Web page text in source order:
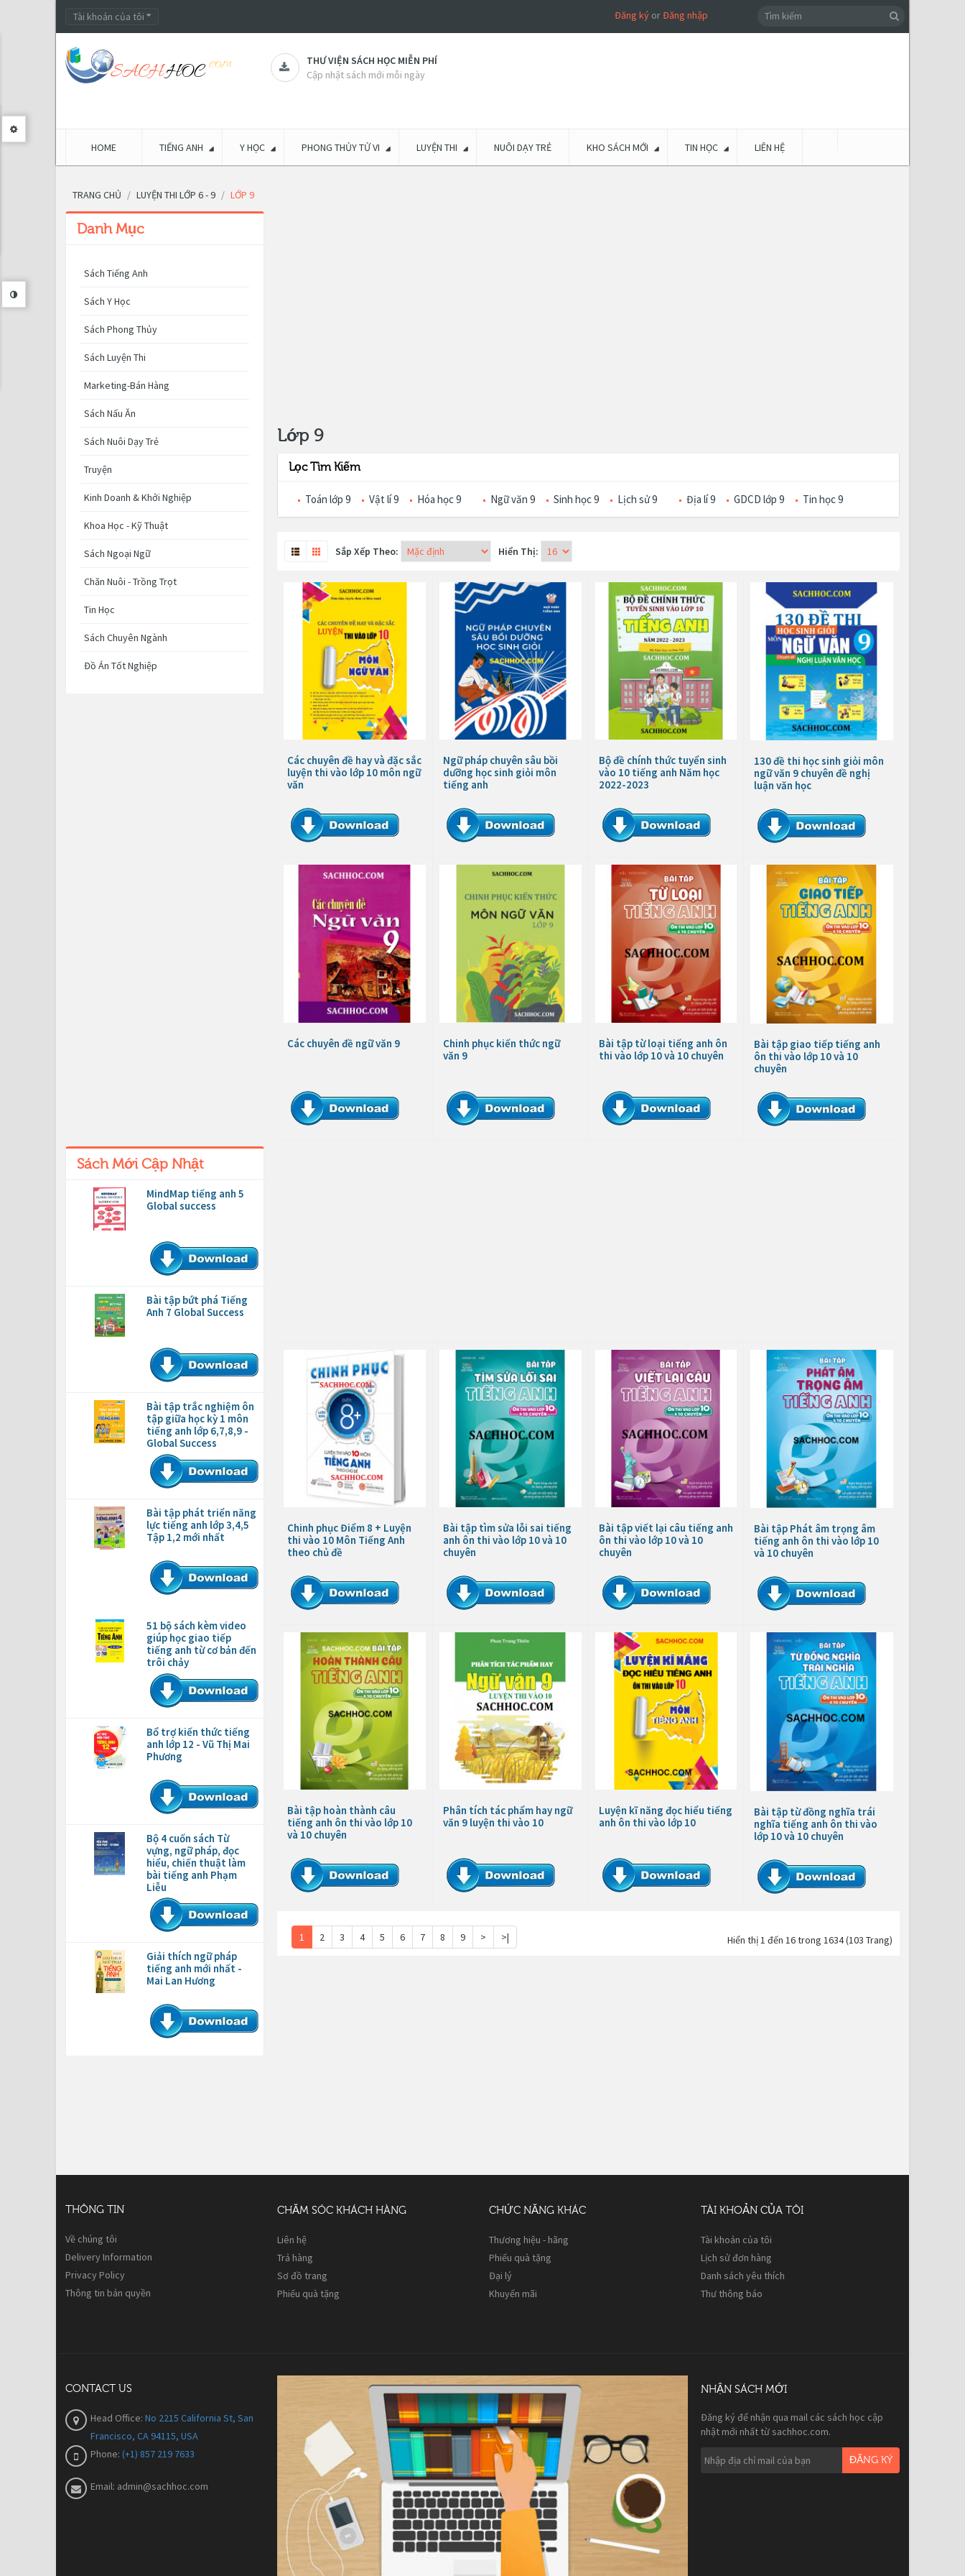
Tài khoản của tôi Đăng kýorĐăng nhập
THƯ VIỆN SÁCH HỌC MIỄN PHÍ
Cập nhật sách mới mỗi ngày
HOME TIẾNG ANH Y HỌC PHONG THỦY TỬ VI LUYỆN THI NUÔI DẠY TRẺ KHO SÁCH MỚI TIN HỌC LIÊN HỆ
TRANG CHỦ LUYỆN THI LỚP 6 - 9 LỚP 9
Danh Mục
Sách Tiếng Anh
Sách Y Học
Sách Phong Thủy
Sách Luyện Thi
Marketing-Bán Hàng
Sách Nấu Ăn
Sách Nuôi Dạy Trẻ
Truyện
Kinh Doanh & Khởi Nghiệp
Khoa Học - Kỹ Thuật
Sách Ngoại Ngữ
Chăn Nuôi - Trồng Trọt
Tin Học
Sách Chuyên Ngành
Đồ Án Tốt Nghiệp
Sách Mới Cập Nhật
MindMap tiếng anh 5
Global success
Bài tập bứt phá Tiếng
Anh 7 Global Success
Bài tập trắc nghiệm ôn
tập giữa học kỳ 1 môn
tiếng anh lớp 6,7,8,9 -
Global Success
Bài tập phát triển năng
lực tiếng anh lớp 3,4,5
Tập 1,2 mới nhất
51 bộ sách kèm video
giúp học giao tiếp
tiếng anh từ cơ bản đến
trôi chảy
Bổ trợ kiến thức tiếng
anh lớp 12 - Vũ Thị Mai
Phương
Bộ 4 cuốn sách Từ
vựng, ngữ pháp, đọc
hiểu, chiến thuật làm
bài tiếng anh Phạm
Liễu
Giải thích ngữ pháp
tiếng anh mới nhất -
Mai Lan Hương
Lớp 9
Lọc Tìm Kiếm
Toán lớp 9 Vật lí 9 Hóa học 9 Ngữ văn 9 Sinh học 9 Lịch sử 9 Địa lí 9 GDCD lớp 9 Tin học 9
Sắp Xếp Theo: Hiển Thị:
Các chuyên đề hay và đặc sắc
luyện thi vào lớp 10 môn ngữ
văn
Ngữ pháp chuyên sâu bồi
dưỡng học sinh giỏi môn
tiếng anh
Bộ đề chính thức tuyển sinh
vào 10 tiếng anh Năm học
2022-2023
130 đề thi học sinh giỏi môn
ngữ văn 9 chuyên đề nghị
luận văn học
Các chuyên đề ngữ văn 9
Chinh phục kiến thức ngữ
văn 9
Bài tập từ loại tiếng anh ôn
thi vào lớp 10 và 10 chuyên
Bài tập giao tiếp tiếng anh
ôn thi vào lớp 10 và 10
chuyên
Chinh phục Điểm 8 + Luyện
thi vào 10 Môn Tiếng Anh
theo chủ đề
Bài tập tìm sửa lỗi sai tiếng
anh ôn thi vào lớp 10 và 10
chuyên
Bài tập viết lại câu tiếng anh
ôn thi vào lớp 10 và 10
chuyên
Bài tập Phát âm trọng âm
tiếng anh ôn thi vào lớp 10
và 10 chuyên
Bài tập hoàn thành câu
tiếng anh ôn thi vào lớp 10
và 10 chuyên
Phân tích tác phẩm hay ngữ
văn 9 luyện thi vào 10
Luyện kĩ năng đọc hiểu tiếng
anh ôn thi vào lớp 10
Bài tập từ đồng nghĩa trái
nghĩa tiếng anh ôn thi vào
lớp 10 và 10 chuyên
1 2 3 4 5 6 7 8 9 > >| Hiển thị 1 đến 16 trong 1634 (103 Trang)
THÔNG TIN
Về chúng tôi
Delivery Information
Privacy Policy
Thông tin bản quyền
CHĂM SÓC KHÁCH HÀNG
Liên hệ
Trả hàng
Sơ đồ trang
Phiếu quà tặng
CHỨC NĂNG KHÁC
Thương hiệu - hãng
Phiếu quà tặng
Đại lý
Khuyến mãi
TÀI KHOẢN CỦA TÔI
Tài khoản của tôi
Lịch sử đơn hàng
Danh sách yêu thích
Thư thông báo
CONTACT US
Head Office: No 2215 California St, San
Francisco, CA 94115, USA
Phone: (+1) 857 219 7633
Email: admin@sachhoc.com
NHẬN SÁCH MỚI
Đăng ký để nhận qua mail các sách học cập
nhật mới nhất từ sachhoc.com.
ĐĂNG KÝ